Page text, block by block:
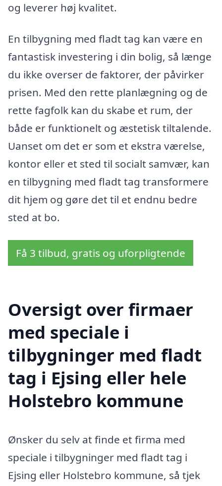
og leverer høj kvalitet.
En tilbygning med fladt tag kan være en
fantastisk investering i din bolig, så længe
du ikke overser de faktorer, der påvirker
prisen. Med den rette planlægning og de
rette fagfolk kan du skabe et rum, der
både er funktionelt og æstetisk tiltalende.
Uanset om det er som et ekstra værelse,
kontor eller et sted til socialt samvær, kan
en tilbygning med fladt tag transformere
dit hjem og gøre det til et endnu bedre
sted at bo.
Få 3 tilbud, gratis og uforpligtende
Oversigt over firmaer
med speciale i
tilbygninger med fladt
tag i Ejsing eller hele
Holstebro kommune
Ønsker du selv at finde et firma med
speciale i tilbygninger med fladt tag i
Ejsing eller Holstebro kommune, så tjek